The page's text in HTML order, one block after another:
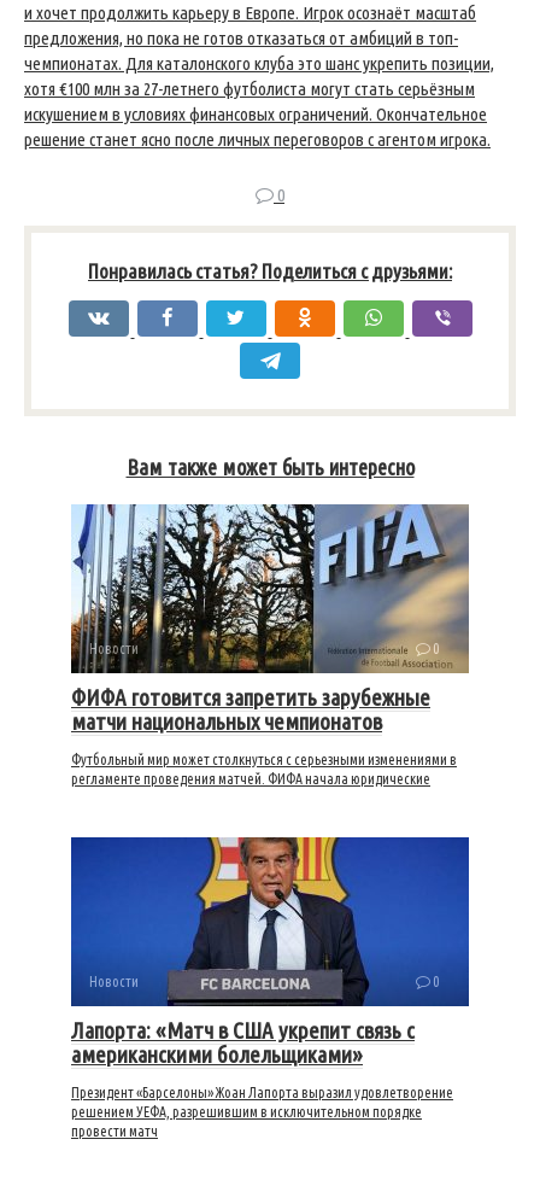
и хочет продолжить карьеру в Европе. Игрок осознаёт масштаб
предложения, но пока не готов отказаться от амбиций в топ-
чемпионатах. Для каталонского клуба это шанс укрепить позиции,
хотя €100 млн за 27-летнего футболиста могут стать серьёзным
искушением в условиях финансовых ограничений. Окончательное
решение станет ясно после личных переговоров с агентом игрока.
0
Понравилась статья? Поделиться с друзьями:
Вам также может быть интересно
Новости 0
ФИФА готовится запретить зарубежные
матчи национальных чемпионатов
Футбольный мир может столкнуться с серьезными изменениями в
регламенте проведения матчей. ФИФА начала юридические
Новости 0
Лапорта: «Матч в США укрепит связь с
американскими болельщиками»
Президент «Барселоны» Жоан Лапорта выразил удовлетворение
решением УЕФА, разрешившим в исключительном порядке
провести матч